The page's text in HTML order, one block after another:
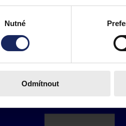
Nutné
Odmítnout